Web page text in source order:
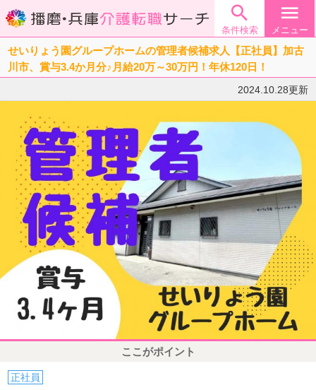

条件検索
menu
メニュー
せいりょう園グループホームの管理者候補求人【正社員】加古
川市、賞与3.4か月分♪月給20万～30万円！年休120日！
2024.10.28更新
ここがポイント
正社員